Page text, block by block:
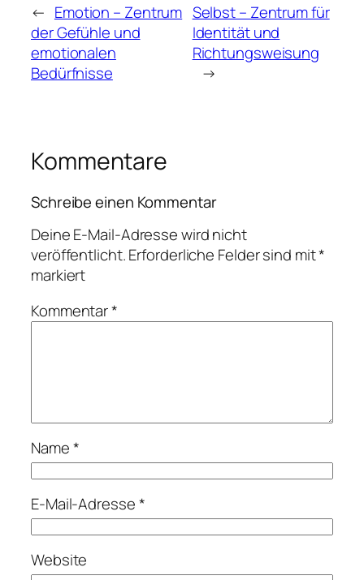
← Emotion – Zentrum
der Gefühle und
emotionalen
Bedürfnisse
Selbst – Zentrum für
Identität und
Richtungsweisung
→
Kommentare
Schreibe einen Kommentar
Deine E-Mail-Adresse wird nicht
veröffentlicht.Erforderliche Felder sind mit*
markiert
Kommentar*
Name*
E-Mail-Adresse*
Website